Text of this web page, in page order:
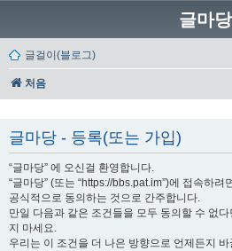
글마당
글걸이(블로그)
처음
글마당 - 등록(또는 가입)
“글마당” 에 오신걸 환영합니다.
“글마당” (또는 “https://bbs.pat.im”)에 접속하
공식적으로 동의하는 것으로 간주합니다.
만일 다음과 같은 조건들을 모두 동의할 수 없
지 마세요.
우리는 이 조건을 더 나은 방향으로 언제든지